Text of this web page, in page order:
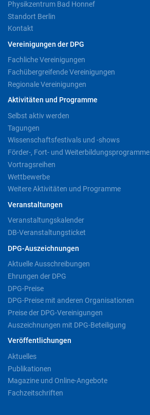
Physikzentrum Bad Honnef
Standort Berlin
Kontakt
Vereinigungen der DPG
Fachliche Vereinigungen
Fachübergreifende Vereinigungen
Regionale Vereinigungen
Aktivitäten und Programme
Selbst aktiv werden
Tagungen
Wissenschaftsfestivals und -shows
Förder-, Fort- und Weiterbildungsprogramme
Vortragsreihen
Wettbewerbe
Weitere Aktivitäten und Programme
Veranstaltungen
Veranstaltungskalender
DB-Veranstaltungsticket
DPG-Auszeichnungen
Aktuelle Ausschreibungen
Ehrungen der DPG
DPG-Preise
DPG-Preise mit anderen Organisationen
Preise der DPG-Vereinigungen
Auszeichnungen mit DPG-Beteiligung
Veröffentlichungen
Aktuelles
Publikationen
Magazine und Online-Angebote
Fachzeitschriften